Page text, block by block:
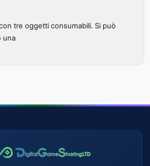
tre oggetti consumabili. Si può
una